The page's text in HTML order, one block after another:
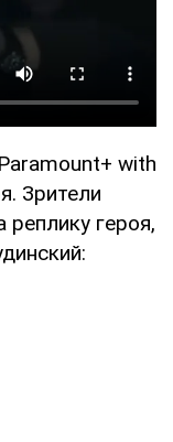
with
Зрители
героя,